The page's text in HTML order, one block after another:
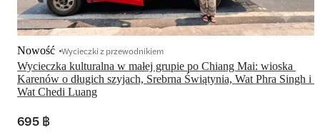
Wycieczka kulturalna w małej grupie po Chiang Mai: wioska
Karenów o długich szyjach, Srebrna Świątynia, Wat Phra Singh i
Wat Chedi Luang
Nowość Wycieczki z przewodnikiem
695 ฿